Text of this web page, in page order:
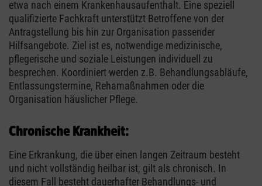
etwa nach einem Krankenhausaufenthalt. Eine speziell
qualifizierte Fachkraft unterstützt Betroffene von der
Antragstellung bis hin zur Organisation passender
Hilfsangebote. Ziel ist es, notwendige medizinische,
pflegerische und soziale Leistungen individuell zu
besprechen. Koordiniert werden z.B. Behandlungsabläufe,
Entlassungstermine, Rehamaßnahmen oder die
Organisation häuslicher Pflege.
Chronische Krankheit:
Eine Erkrankung, die über einen langen Zeitraum besteht
und nicht vollständig heilbar ist, gilt als chronisch. In
diesem Fall besteht dauerhafter Behandlungs- und